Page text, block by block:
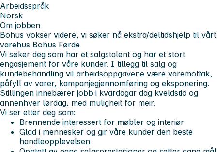
Arbeidsspråk
Norsk
Om jobben
Bohus vokser videre, vi søker nå ekstra/deltidshjelp til vårt
varehus Bohus Førde
Vi søker deg som har et salgstalent og har et stort
engasjement for våre kunder. I tillegg til salg og
kundebehandling vil arbeidsoppgavene være varemottak,
påfyll av varer, kampanjegjennomføring og eksponering.
Stillingen innebærer jobb i kvardagar dag kveldstid og
annenhver lørdag, med muligheit for meir.
Vi ser etter deg som:
Brennende interessert for møbler og interiør
Glad i mennesker og gir våre kunder den beste
handleopplevelsen